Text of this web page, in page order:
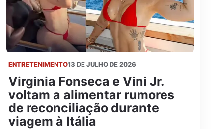
ENTRETENIMENTO13 DE JULHO DE 2026
Virginia Fonseca e Vini Jr.
voltam a alimentar rumores
de reconciliação durante
viagem à Itália